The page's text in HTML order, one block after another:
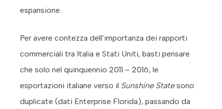
espansione.
Per avere contezza dell’importanza dei rapporti
commerciali tra Italia e Stati Uniti, basti pensare
che solo nel quinquennio 2011 – 2016, le
esportazioni italiane verso il Sunshine Statesono
duplicate (dati Enterprise Florida), passando da